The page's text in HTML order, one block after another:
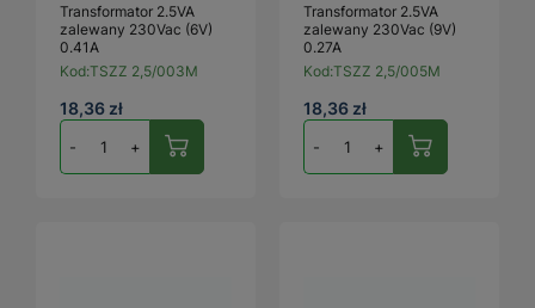
Transformator 2.5VA
zalewany 230Vac (6V)
0.41A
Kod:TSZZ 2,5/003M
18,36 zł
- +
Transformator 2.5VA
zalewany 230Vac (9V)
0.27A
Kod:TSZZ 2,5/005M
18,36 zł
- +